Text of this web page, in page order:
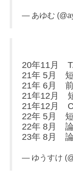
— あゆむ
20年11月
21年 5月
21年 6月
21年12月
21年12月
22年 5月
22年 8月
23年 8月
— ゆうすけ